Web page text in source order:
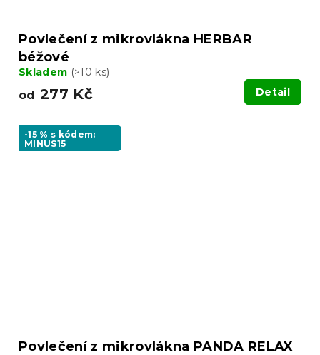
Povlečení z mikrovlákna HERBAR
béžové
Skladem (>10 ks)
od 277 Kč Detail
-15 % s kódem:
MINUS15
Povlečení z mikrovlákna PANDA RELAX